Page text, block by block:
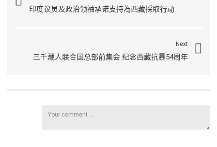
印度议员及政治领袖承诺支持為西藏採取行动
Next
三千藏人联合国总部前集会 纪念西藏抗暴54周年